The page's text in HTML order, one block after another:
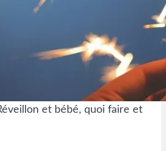
et bébé, quoi faire et